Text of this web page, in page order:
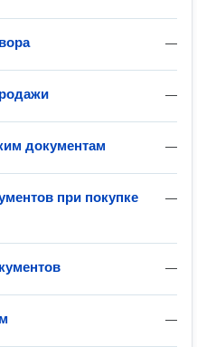
—
—
—
документам
—
при покупке
—
—